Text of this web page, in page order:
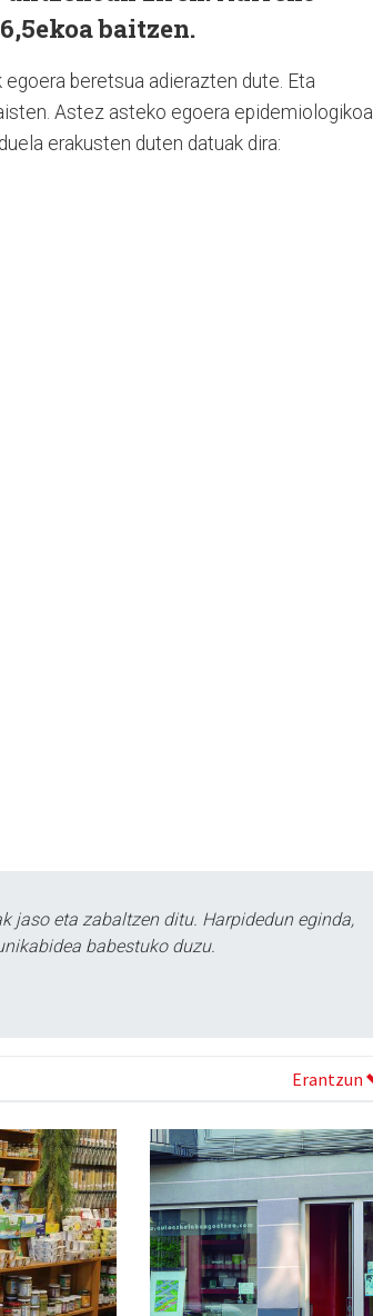
baitzen.
egoera beretsua adierazten dute. Eta
Astez asteko egoera epidemiologikoa
erakusten duten datuak dira:
jaso eta zabaltzen ditu. Harpidedun eginda,
babestuko duzu.
Erantzun